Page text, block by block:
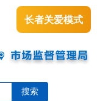
长者关爱模式